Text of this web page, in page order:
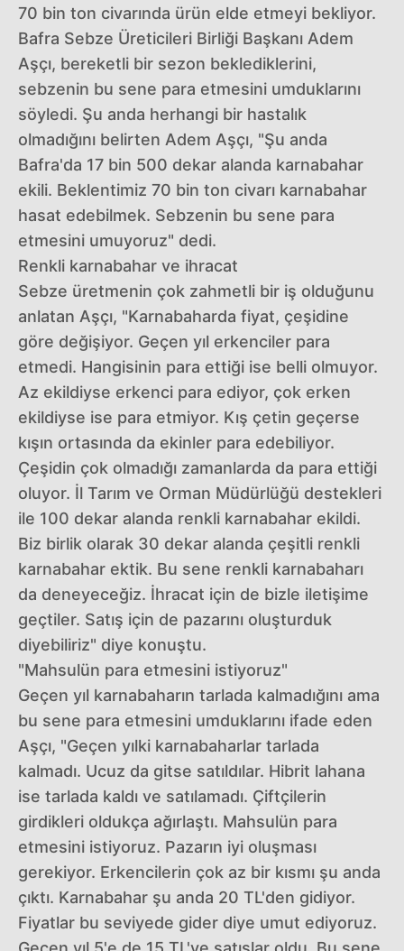
70 bin ton civarında ürün elde etmeyi bekliyor.
Bafra Sebze Üreticileri Birliği Başkanı Adem
Aşçı, bereketli bir sezon beklediklerini,
sebzenin bu sene para etmesini umduklarını
söyledi. Şu anda herhangi bir hastalık
olmadığını belirten Adem Aşçı, "Şu anda
Bafra'da 17 bin 500 dekar alanda karnabahar
ekili. Beklentimiz 70 bin ton civarı karnabahar
hasat edebilmek. Sebzenin bu sene para
etmesini umuyoruz" dedi.
Renkli karnabahar ve ihracat
Sebze üretmenin çok zahmetli bir iş olduğunu
anlatan Aşçı, "Karnabaharda fiyat, çeşidine
göre değişiyor. Geçen yıl erkenciler para
etmedi. Hangisinin para ettiği ise belli olmuyor.
Az ekildiyse erkenci para ediyor, çok erken
ekildiyse ise para etmiyor. Kış çetin geçerse
kışın ortasında da ekinler para edebiliyor.
Çeşidin çok olmadığı zamanlarda da para ettiği
oluyor. İl Tarım ve Orman Müdürlüğü destekleri
ile 100 dekar alanda renkli karnabahar ekildi.
Biz birlik olarak 30 dekar alanda çeşitli renkli
karnabahar ektik. Bu sene renkli karnabaharı
da deneyeceğiz. İhracat için de bizle iletişime
geçtiler. Satış için de pazarını oluşturduk
diyebiliriz" diye konuştu.
"Mahsulün para etmesini istiyoruz"
Geçen yıl karnabaharın tarlada kalmadığını ama
bu sene para etmesini umduklarını ifade eden
Aşçı, "Geçen yılki karnabaharlar tarlada
kalmadı. Ucuz da gitse satıldılar. Hibrit lahana
ise tarlada kaldı ve satılamadı. Çiftçilerin
girdikleri oldukça ağırlaştı. Mahsulün para
etmesini istiyoruz. Pazarın iyi oluşması
gerekiyor. Erkencilerin çok az bir kısmı şu anda
çıktı. Karnabahar şu anda 20 TL'den gidiyor.
Fiyatlar bu seviyede gider diye umut ediyoruz.